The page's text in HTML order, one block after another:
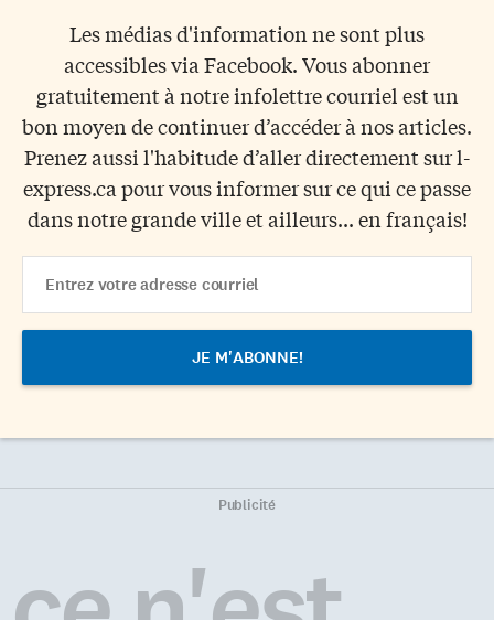
Les médias d'information ne sont plus
accessibles via Facebook. Vous abonner
gratuitement à notre infolettre courriel est un
bon moyen de continuer d’accéder à nos articles.
Prenez aussi l'habitude d’aller directement sur l-
express.ca pour vous informer sur ce qui ce passe
dans notre grande ville et ailleurs... en français!
Address
Publicité